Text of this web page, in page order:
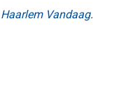
Haarlem Vandaag.